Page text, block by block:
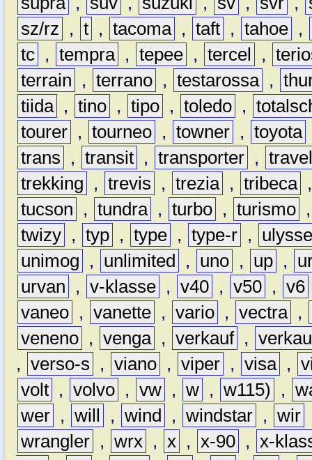
sz/rz
, t , tacoma , taft , tahoe ,
tc , tempra , tepee , tercel ,
terrain
, terrano , testarossa ,
tiida , tino , tipo , toledo ,
tourer , tourneo , towner , toyota
trans
, transit , transporter ,
trekking
, trevis , trezia , tribeca
tucson
, tundra , turbo , turismo
twizy , typ , type , type-r ,
unimog
, unlimited , uno , up ,
urvan
, v-klasse , v40 , v50 , v6
vaneo , vanette , vario , vectra ,
veneno , venga , verkauf ,
, verso-s , viano , viper , visa ,
volt , volvo , vw , w , w115) ,
wer , will , wind , windstar , wir
wrangler , wrx , x , x-90 , x-